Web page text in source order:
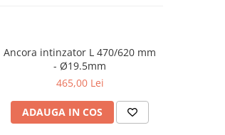
Ancora intinzator L 470/620 mm
- Ø19.5mm
465,00 Lei
ADAUGA IN COS